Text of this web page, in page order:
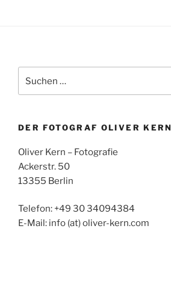
nach:
DER FOTOGRAF OLIVER KERN
Oliver Kern – Fotografie
Ackerstr. 50
13355 Berlin
Telefon: +49 30 34094384
E-Mail: info (at) oliver-kern.com